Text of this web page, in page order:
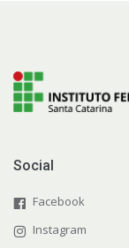
Social
Facebook
Instagram